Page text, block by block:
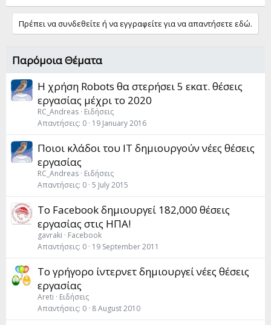
Πρέπει να συνδεθείτε ή να εγγραφείτε για να απαντήσετε εδώ.
Παρόμοια Θέματα
H χρήση Robots θα στερήσει 5 εκατ. θέσεις
εργασίας μέχρι το 2020
RC_Andreas Ειδήσεις
Απαντήσεις 0 19 January 2016
Ποιοι κλάδοι του IT δημιουργούν νέες θέσεις
εργασίας
RC_Andreas Ειδήσεις
Απαντήσεις 0 5 July 2015
Το Facebook δημιουργεί 182,000 θέσεις
εργασίας στις ΗΠΑ!
gavraki
Facebook
Απαντήσεις 0 19 September 2011
Το γρήγορο ίντερνετ δημιουργεί νέες θέσεις
εργασίας
Areti
Ειδήσεις
Απαντήσεις 0 8 August 2010